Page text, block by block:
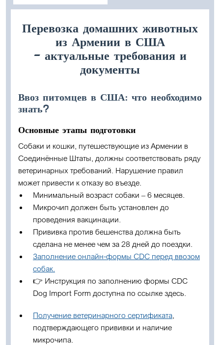
Перевозка домашних животных
из Армении в США
– актуальные требования и
документы
Ввоз питомцев в США: что необходимо
знать?
Основные этапы подготовки
Собаки и кошки, путешествующие из Армении в
Соединённые Штаты, должны соответствовать ряду
ветеринарных требований. Нарушение правил
может привести к отказу во въезде.
Минимальный возраст собаки – 6 месяцев.
Микрочип должен быть установлен до
проведения вакцинации.
Прививка против бешенства должна быть
сделана не менее чем за 28 дней до поездки.
Заполнение онлайн-формы CDC перед ввозом
собак.
👉 Инструкция по заполнению формы CDC
Dog Import Form доступна по ссылке здесь.
Получение ветеринарного сертификата,
подтверждающего прививки и наличие
микрочипа.